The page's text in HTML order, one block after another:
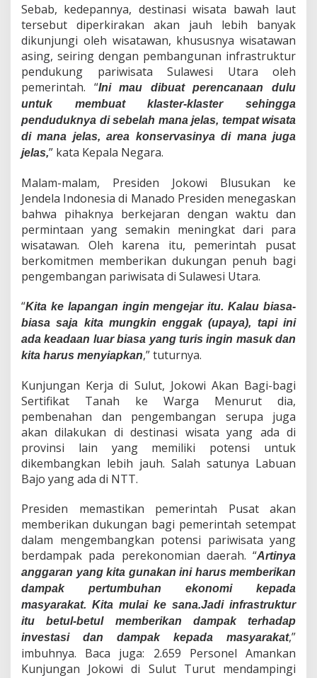
Sebab, kedepannya, destinasi wisata bawah laut
tersebut diperkirakan akan jauh lebih banyak
dikunjungi oleh wisatawan, khususnya wisatawan
asing, seiring dengan pembangunan infrastruktur
pendukung pariwisata Sulawesi Utara oleh
pemerintah. “Ini mau dibuat perencanaan dulu
untuk membuat klaster-klaster sehingga
penduduknya di sebelah mana jelas, tempat wisata
di mana jelas, area konservasinya di mana juga
jelas,” kata Kepala Negara.
Malam-malam, Presiden Jokowi Blusukan ke
Jendela Indonesia di Manado Presiden menegaskan
bahwa pihaknya berkejaran dengan waktu dan
permintaan yang semakin meningkat dari para
wisatawan. Oleh karena itu, pemerintah pusat
berkomitmen memberikan dukungan penuh bagi
pengembangan pariwisata di Sulawesi Utara.
“Kita ke lapangan ingin mengejar itu. Kalau biasa-
biasa saja kita mungkin enggak (upaya), tapi ini
ada keadaan luar biasa yang turis ingin masuk dan
kita harus menyiapkan,” tuturnya.
Kunjungan Kerja di Sulut, Jokowi Akan Bagi-bagi
Sertifikat Tanah ke Warga Menurut dia,
pembenahan dan pengembangan serupa juga
akan dilakukan di destinasi wisata yang ada di
provinsi lain yang memiliki potensi untuk
dikembangkan lebih jauh. Salah satunya Labuan
Bajo yang ada di NTT.
Presiden memastikan pemerintah Pusat akan
memberikan dukungan bagi pemerintah setempat
dalam mengembangkan potensi pariwisata yang
berdampak pada perekonomian daerah. “Artinya
anggaran yang kita gunakan ini harus memberikan
dampak pertumbuhan ekonomi kepada
masyarakat. Kita mulai ke sana.Jadi infrastruktur
itu betul-betul memberikan dampak terhadap
investasi dan dampak kepada masyarakat,”
imbuhnya. Baca juga: 2.659 Personel Amankan
Kunjungan Jokowi di Sulut Turut mendampingi